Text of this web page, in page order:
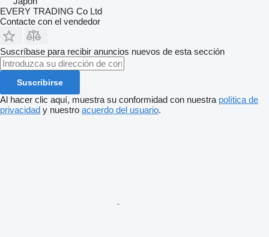
EVERY TRADING Co Ltd
Contacte con el vendedor
Suscríbase para recibir anuncios nuevos de esta sección
Suscribirse
Al hacer clic aquí, muestra su conformidad con nuestra política de
privacidad y nuestro acuerdo del usuario.